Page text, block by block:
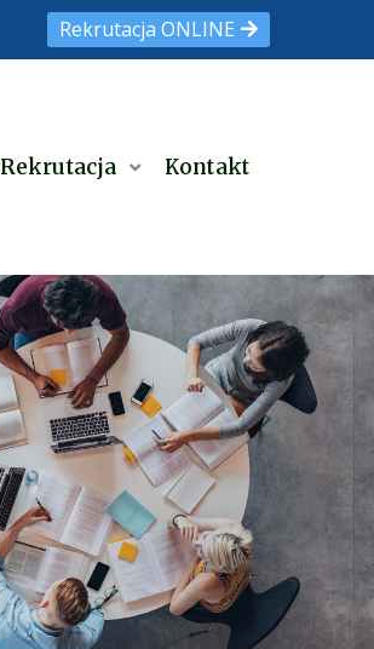
Rekrutacja ONLINE
Rekrutacja Kontakt